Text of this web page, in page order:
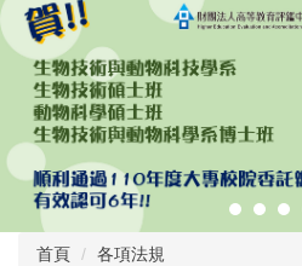
首頁 各項法規